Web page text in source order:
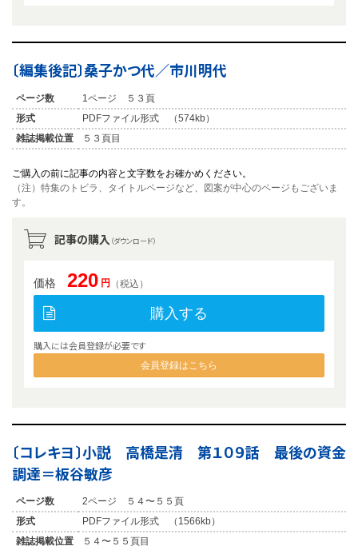
〔編集後記〕桑子かつ代／市川明代
ページ数
1ページ ５３頁
形式
PDFファイル形式 （574kb）
雑誌掲載位置
５３頁目
ご購入の前に記事の内容と文字数をお確かめください。
（注）特集のトビラ、タイトルページなど、図案が中心のページもございま
す。
記事の購入 （ダウンロード）
価格 220 円 （税込）
購入する
購入には会員登録が必要です
会員登録はこちら
〔コレキヨ〕小説 高橋是清 第１０９話 最後の資金
調達＝板谷敏彦
ページ数
2ページ ５４〜５５頁
形式
PDFファイル形式 （1566kb）
雑誌掲載位置
５４〜５５頁目